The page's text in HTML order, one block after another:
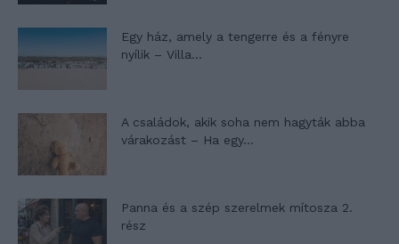
Egy ház, amely a tengerre és a fényre
nyílik – Villa...
A családok, akik soha nem hagyták abba
várakozást – Ha egy...
Panna és a szép szerelmek mítosza 2.
rész